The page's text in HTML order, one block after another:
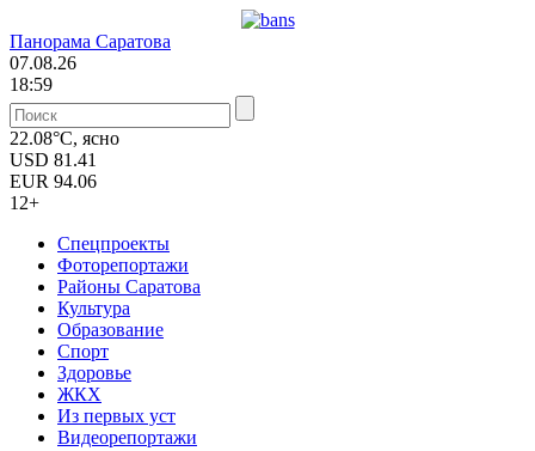
Панорама Саратова
07.08.26
18:59
22.08°C, ясно
USD 81.41
EUR 94.06
12+
Спецпроекты
Фоторепортажи
Районы Саратова
Культура
Образование
Спорт
Здоровье
ЖКХ
Из пеpвых уст
Видеорепортажи